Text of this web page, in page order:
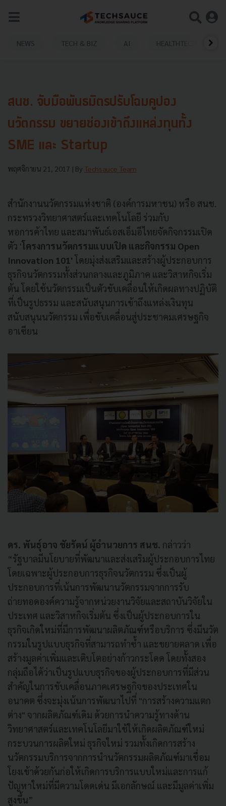
NEWS TECH & BIZ AI HEALTHTECH
สนช. จับมือพันธมิตรปรับโฉมคูปอง
นวัตกรรม ขยายช่องเข้าถึงแหล่งทุนทั้ง
SME และ Startup
พฤศจิกายน 21, 2017 | By Techsauce Team
สำนักงานนวัตกรรมแห่งชาติ (องค์การมหาชน) หรือ สนช.
กระทรวงวิทยาศาสตร์และเทคโนโลยี ร่วมกับ
หอการค้าไทย และสมาพันธ์เอสเอ็มอีไทยจัดกิจกรรมเปิด
ตัว 'โครงการนวัตกรรมแบบเปิด และกิจกรรม Open
Innovation 101' โดยมุ่งส่งเสริมและสร้างผู้ประกอบการ
ธุรกิจนวัตกรรมทั้งส่วนกลางและภูมิภาค และวิสาหกิจเริ่ม
ต้น โดยใช้นวัตกรรมเป็นตัวขับเคลื่อนให้เกิดผลทางปฏิบัติ
ที่เป็นรูปธรรม และสนับสนุนการเข้าถึงแหล่งเงินทุน
สนับสนุนนวัตกรรม เพื่อขับเคลื่อนสู่ประชาคมเศรษฐกิจ
อาเซียน
ดร. พันธุ์อาจ ชัยรัตน์ ผู้อำนวยการ สนช. กล่าวว่า
“รัฐบาลมีนโยบายที่พัฒนาและส่งเสริมผู้ประกอบการไทย
โดยเฉพาะผู้ประกอบการธุรกิจนวัตกรรม ซึ่งเป็นผู้
ประกอบการที่เน้นการพัฒนานวัตกรรมจากการรับ
ถ่ายทอดองค์ความรู้จากหน่วยงานวิจัยและสถาบันวิจัยใน
ประเทศ และวิสาหกิจเริ่มต้น ซึ่งเป็นผู้ประกอบการใน
ธุรกิจเกิดใหม่ที่มีการพัฒนาผลิตภัณฑ์หรือบริการ ซึ่งมีนวัต
กรรมในรูปแบบธุรกิจที่สามารถทำซ้ำ และขยายตลาด เพื่อ
สร้างมูลค่าเพิ่มและเติบโตอย่างก้าวกระโดด โดยทั้งสอง
กลุ่มถือได้ว่าเป็นรูปแบบธุรกิจของผู้ประกอบการที่มีส่วน
สำคัญในการขับเคลื่อนภาคเศรษฐกิจของประเทศใน
อนาคต ซึ่งจะมุ่งเน้นการพัฒนาไปที่ "การสร้างความแตก
ต่าง" จากผลิตภัณฑ์เดิม ด้วยการนำความรู้ทางด้าน
วิทยาศาสตร์และเทคโนโลยีมาใช้ให้เกิดผลิตภัณฑ์ใหม่
กระบวนการผลิตใหม่ ธุรกิจใหม่ รวมทั้งเกิดการสร้าง
นวัตกรรมบริการจากการนำนวัตกรรมผลิตภัณฑ์มาเชื่อม
โยงเข้าด้วยกันก่อให้เกิดการบริการแบบใหม่และการแก้
ปัญหาใหม่ที่มีความโดดเด่น มีเอกลักษณ์ และมีมูลค่าเพิ่ม
สูงขึ้น”